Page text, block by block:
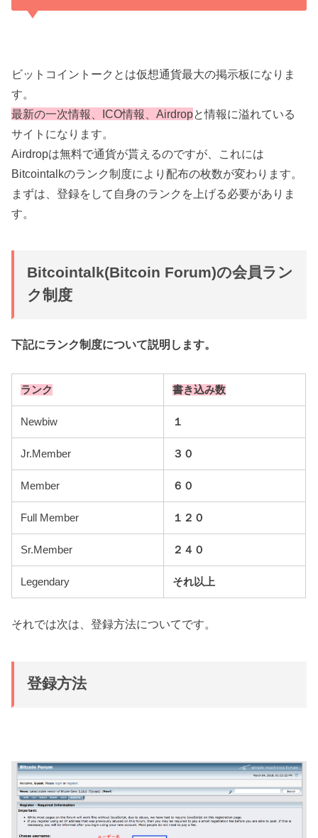
ビットコイントークとは仮想通貨最大の掲示板になりま
す。
最新の一次情報、ICO情報、Airdropと情報に溢れている
サイトになります。
Airdropは無料で通貨が貰えるのですが、これには
Bitcointalkのランク制度により配布の枚数が変わります。
まずは、登録をして自身のランクを上げる必要がありま
す。
Bitcointalk(Bitcoin Forum)の会員ラン
ク制度
下記にランク制度について説明します。
ランク 書き込み数
Newbiw １
Jr.Member ３０
Member ６０
Full Member １２０
Sr.Member ２４０
Legendary それ以上
それでは次は、登録方法についてです。
登録方法